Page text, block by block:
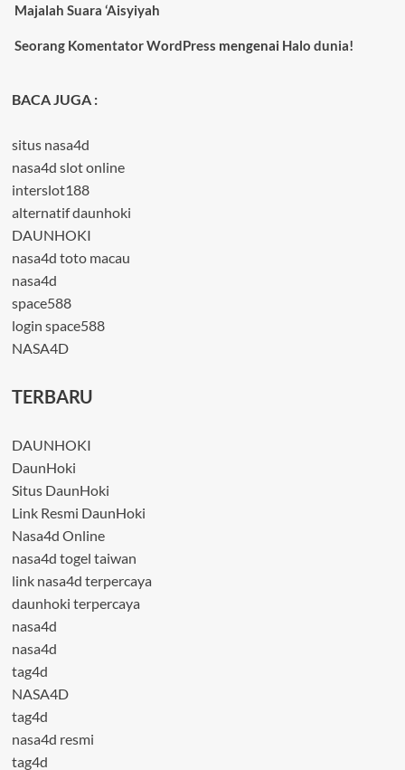
Majalah Suara ‘Aisyiyah
Seorang Komentator WordPress mengenai Halo dunia!
BACA JUGA :
situs nasa4d
nasa4d slot online
interslot188
alternatif daunhoki
DAUNHOKI
nasa4d toto macau
nasa4d
space588
login space588
NASA4D
TERBARU
DAUNHOKI
DaunHoki
Situs DaunHoki
Link Resmi DaunHoki
Nasa4d Online
nasa4d togel taiwan
link nasa4d terpercaya
daunhoki terpercaya
nasa4d
nasa4d
tag4d
NASA4D
tag4d
nasa4d resmi
tag4d